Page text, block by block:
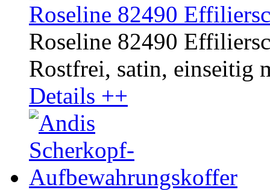
Roseline 82490
Roseline 82490
Rostfrei, satin, einseitig
Details ++